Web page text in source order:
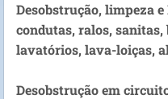
Desobstrução, limpeza
condutas, ralos,
lavatórios, lava-loiças,
Desobstrução em